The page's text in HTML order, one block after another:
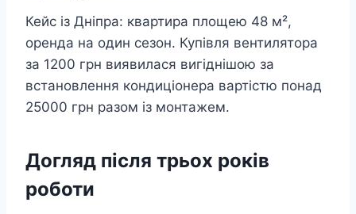
Кейс із Дніпра: квартира площею 48 м²,
оренда на один сезон. Купівля вентилятора
за 1200 грн виявилася вигіднішою за
встановлення кондиціонера вартістю понад
25000 грн разом із монтажем.
Догляд після трьох років
роботи